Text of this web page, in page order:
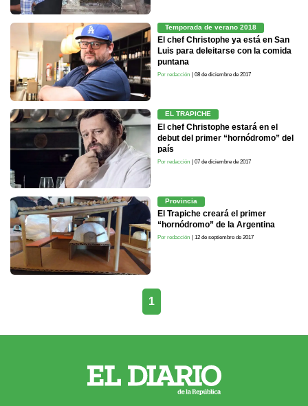
Temporada de verano 2018
El chef Christophe ya está en San
Luis para deleitarse con la comida
puntana
Por redacción | 08 de diciembre de 2017
EL TRAPICHE
El chef Christophe estará en el
debut del primer “hornódromo” del
país
Por redacción | 07 de diciembre de 2017
Provincia
El Trapiche creará el primer
“hornódromo” de la Argentina
Por redacción | 12 de septiembre de 2017
1